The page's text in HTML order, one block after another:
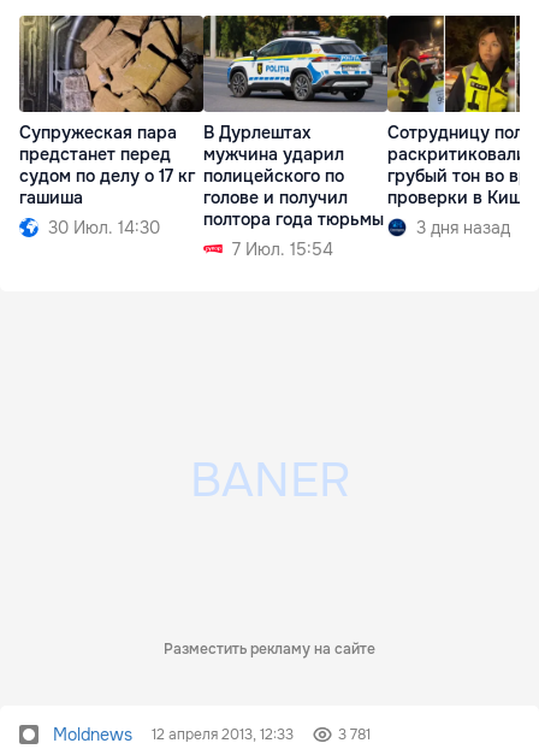
Супружеская пара
предстанет перед
судом по делу о 17 кг
гашиша
30 Июл. 14:30
В Дурлештах
мужчина ударил
полицейского по
голове и получил
полтора года тюрьмы
7 Июл. 15:54
Сотрудницу
раскритиковали
грубый тон во
проверки в
3 дня назад
Разместить рекламу на сайте
Moldnews 12 апреля 2013, 12:33 3 781